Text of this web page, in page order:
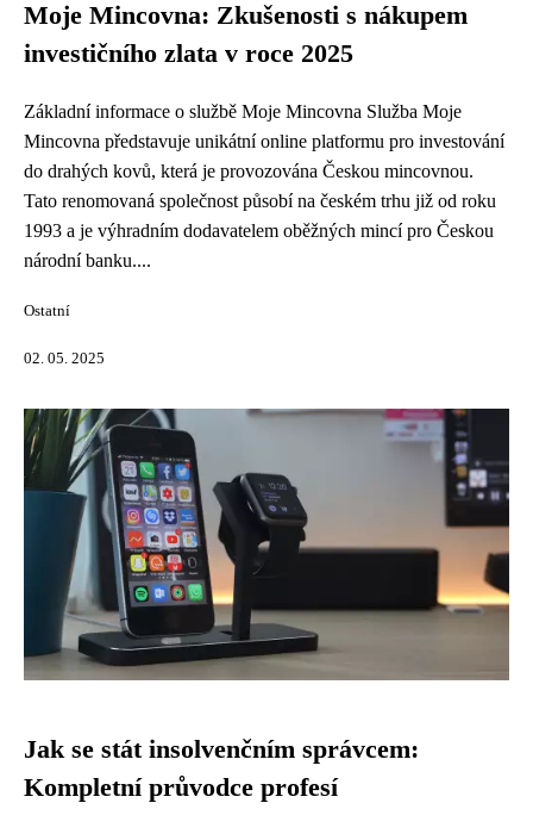
Moje Mincovna: Zkušenosti s nákupem
investičního zlata v roce 2025
Základní informace o službě Moje Mincovna Služba Moje
Mincovna představuje unikátní online platformu pro investování
do drahých kovů, která je provozována Českou mincovnou.
Tato renomovaná společnost působí na českém trhu již od roku
1993 a je výhradním dodavatelem oběžných mincí pro Českou
národní banku....
Ostatní
02. 05. 2025
Jak se stát insolvenčním správcem:
Kompletní průvodce profesí